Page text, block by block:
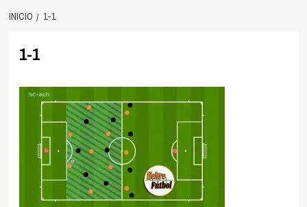
INICIO 1-1
1-1